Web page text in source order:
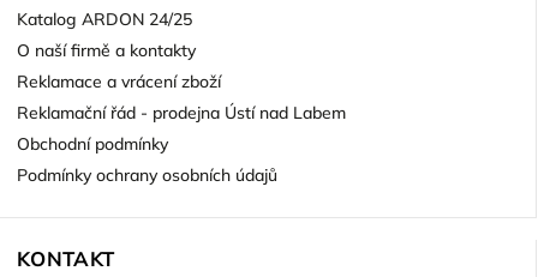
Katalog ARDON 24/25
O naší firmě a kontakty
Reklamace a vrácení zboží
Reklamační řád - prodejna Ústí nad Labem
Obchodní podmínky
Podmínky ochrany osobních údajů
KONTAKT